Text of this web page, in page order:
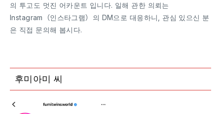
의 투고도 멋진 어카운트 입니다. 일해 관한 의뢰는
Instagram（인스타그램）의 DM으로 대응하니, 관심 있으신 분
은 직접 문의해 봅시다.
후미아미 씨